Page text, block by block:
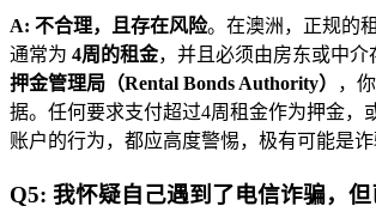
A: 不合理，且存在风险。在澳洲，正规的
通常为 4周的租金，并且必须由房东或中介
押金管理局（Rental Bonds Authority）
，
据。任何要求支付超过4周租金作为押金，
账户的行为，都应高度警惕，极有可能是诈
Q5: 我怀疑自己遇到了电信诈骗，但